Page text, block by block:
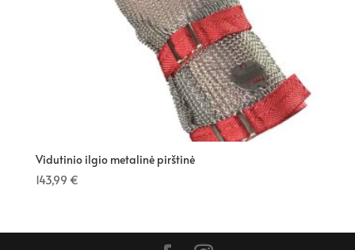
Vidutinio ilgio metalinė pirštinė
143,99 €